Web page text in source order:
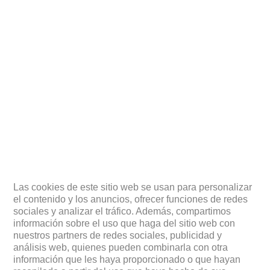
Las cookies de este sitio web se usan para personalizar
el contenido y los anuncios, ofrecer funciones de redes
sociales y analizar el tráfico. Además, compartimos
información sobre el uso que haga del sitio web con
nuestros partners de redes sociales, publicidad y
análisis web, quienes pueden combinarla con otra
información que les haya proporcionado o que hayan